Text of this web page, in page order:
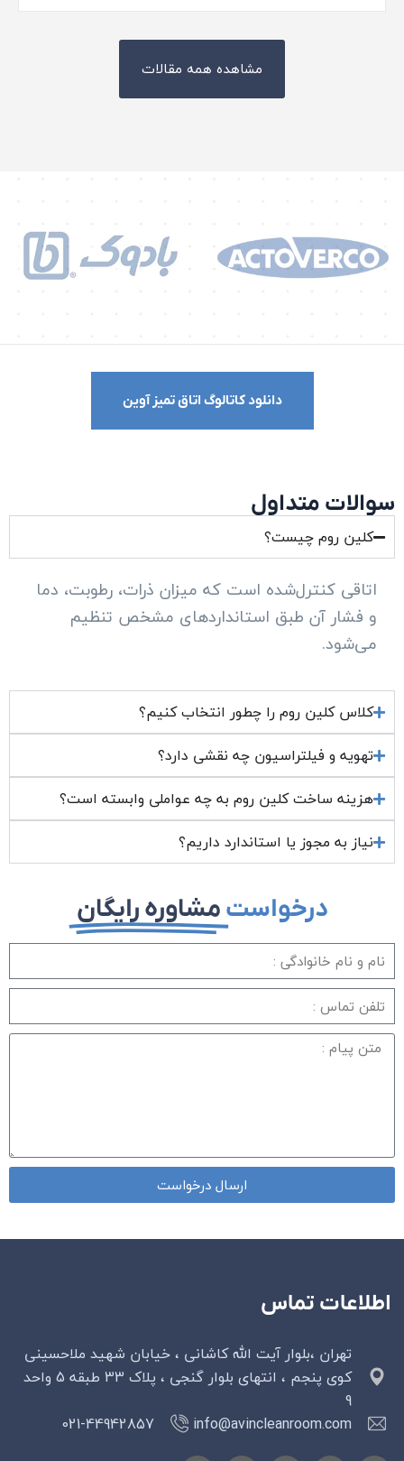
مشاهده همه مقالات
دانلود کاتالوگ اتاق تمیز آوین
سوالات متداول
کلین روم چیست؟
اتاقی کنترل‌شده است که میزان ذرات، رطوبت، دما
و فشار آن طبق استانداردهای مشخص تنظیم
می‌شود.
کلاس کلین روم را چطور انتخاب کنیم؟
تهویه و فیلتراسیون چه نقشی دارد؟
هزینه ساخت کلین روم به چه عواملی وابسته است؟
نیاز به مجوز یا استاندارد داریم؟
درخواستمشاوره رایگان
ارسال درخواست
اطلاعات تماس
تهران ،بلوار آیت الله کاشانی ، خیابان شهید ملاحسینی
کوی پنجم ، انتهای بلوار گنجی ، پلاک 33 طبقه 5 واحد
9
info@avincleanroom.com
021-44942857